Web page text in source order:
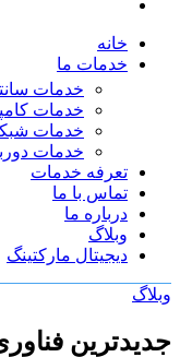
خانه
خدمات ما
خدمات
خدمات
خدمات
خدمات
تعرفه خدمات
تماس با ما
درباره ما
وبلاگ
دیجیتال مارکتینگ
وبلاگ
جدیدترین